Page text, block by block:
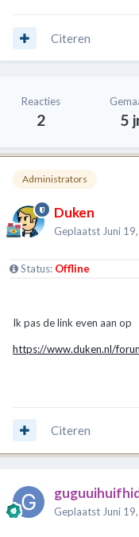
Citeren
Reacties
2 5
Administrators
Duken
Geplaatst Juni
Status: Offline
Ik pas de link even aan op
https://www.duken.nl/
Citeren
Geplaatst Juni